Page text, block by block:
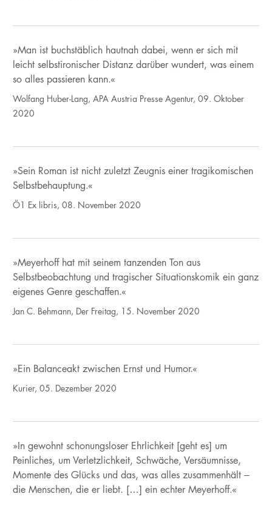
»Man ist buchstäblich hautnah dabei, wenn er sich mit
leicht selbstironischer Distanz darüber wundert, was einem
so alles passieren kann.«
Wolfang Huber-Lang, APA Austria Presse Agentur, 09. Oktober
2020
»Sein Roman ist nicht zuletzt Zeugnis einer tragikomischen
Selbstbehauptung.«
Ö1 Ex libris, 08. November 2020
»Meyerhoff hat mit seinem tanzenden Ton aus
Selbstbeobachtung und tragischer Situationskomik ein ganz
eigenes Genre geschaffen.«
Jan C. Behmann, Der Freitag, 15. November 2020
»Ein Balanceakt zwischen Ernst und Humor.«
Kurier, 05. Dezember 2020
»In gewohnt schonungsloser Ehrlichkeit [geht es] um
Peinliches, um Verletzlichkeit, Schwäche, Versäumnisse,
Momente des Glücks und das, was alles zusammenhält –
die Menschen, die er liebt. […] ein echter Meyerhoff.«